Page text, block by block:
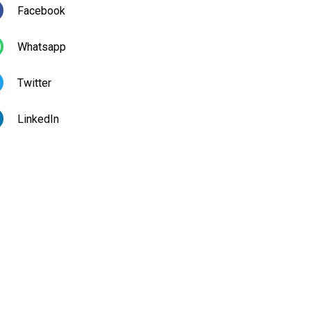
Facebook
Whatsapp
Twitter
LinkedIn